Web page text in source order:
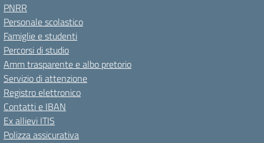
PNRR
Personale scolastico
Famiglie e studenti
Percorsi di studio
Amm trasparente e albo pretorio
Servizio di attenzione
Registro elettronico
Contatti e IBAN
Ex allievi ITIS
Polizza assicurativa